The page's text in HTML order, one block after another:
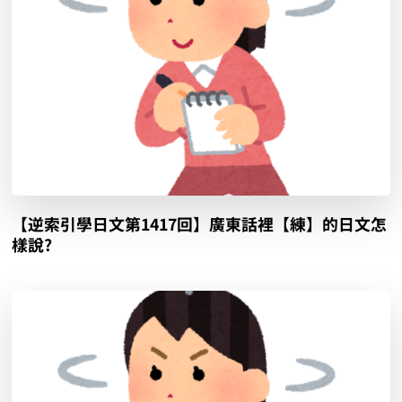
【逆索引學日文第1417回】廣東話裡【練】的日文怎
樣說?